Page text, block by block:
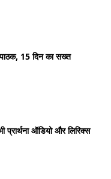
15 दिन का सख्त
प्रार्थना ऑडियो और लिरिक्स